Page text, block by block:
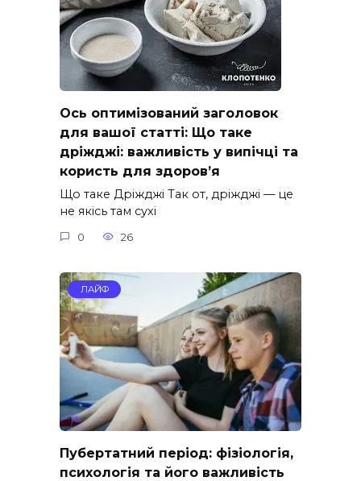
Ось оптимізований заголовок
для вашої статті: Що таке
дріжджі: важливість у випічці та
користь для здоров’я
Що таке Дріжджі Так от, дріжджі — це
не якісь там сухі
0 26
ЛАЙФ
Пубертатний період: фізіологія,
психологія та його важливість